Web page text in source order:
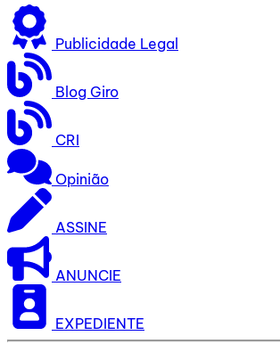
Publicidade Legal
Blog Giro
CRI
Opinião
ASSINE
ANUNCIE
EXPEDIENTE